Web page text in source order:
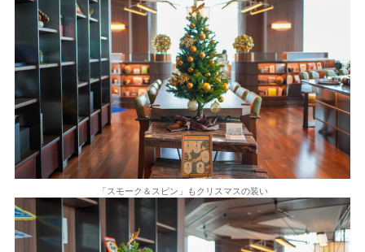
「スモーク＆スピン」もクリスマスの装い